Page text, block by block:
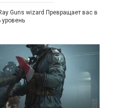
Guns wizard Превращает вас в
уровень